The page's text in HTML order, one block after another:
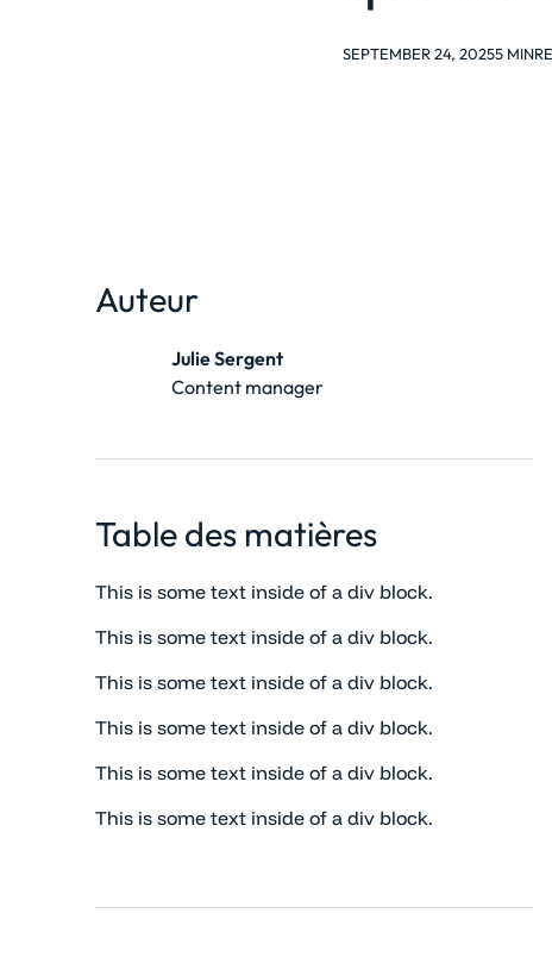
SEPTEMBER 24, 20255 MIN
Auteur
Julie Sergent
Content manager
Table des matières
This is some text inside of a div block.
This is some text inside of a div block.
This is some text inside of a div block.
This is some text inside of a div block.
This is some text inside of a div block.
This is some text inside of a div block.